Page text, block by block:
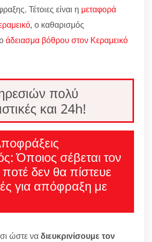
Τέτοιες είναι η μεταφορά
, ο καθαρισμός
άδειασμα βόθρου στον Κεραμεικό
πολύ
και 24h!
Όποιος σέβεται τον
δεν θα πίστευε
για απόφραξη με
ώστε ναδιευκρινίσουμε τον